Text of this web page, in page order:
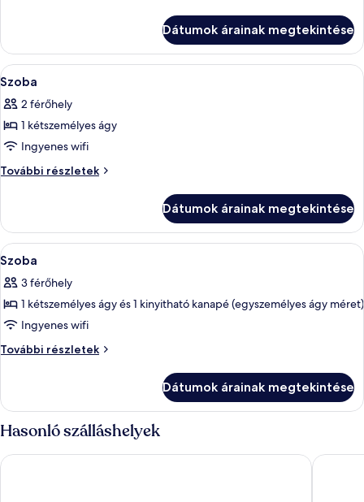
Dátumok árainak megtekintése
A
következő
szoba
összes
képének
megtekintése:
Prémium ágynemű és laptophoz jól
11
Szoba
2 férőhely
1 kétszemélyes ágy
Ingyenes wifi
További részletek
Szoba
Dátumok árainak megtekintése
A
következő
szoba
összes
képének
megtekintése:
Prémium ágynemű és laptophoz jól
9
Szoba
3 férőhely
1 kétszemélyes ágy és 1 kinyitható kanapé (egyszemélyes ágy méret)
Ingyenes wifi
További részletek
Szoba
Dátumok árainak megtekintése
Hasonló szálláshelyek
Selectum City Atasehir Cityloft